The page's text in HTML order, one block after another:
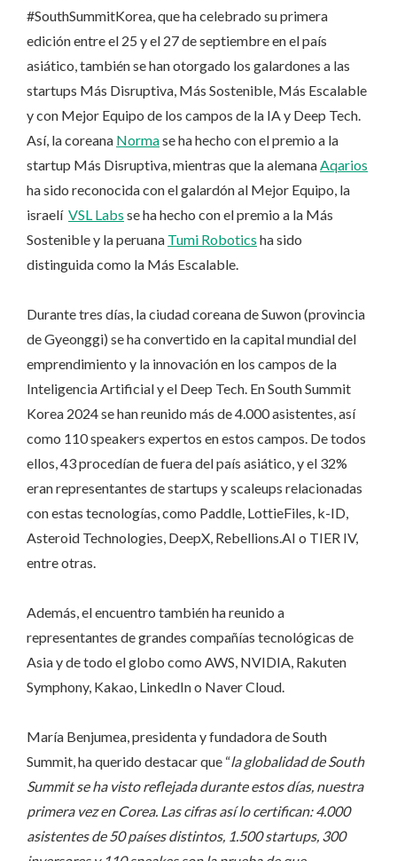
#SouthSummitKorea, que ha celebrado su primera
edición entre el 25 y el 27 de septiembre en el país
asiático, también se han otorgado los galardones a las
startups Más Disruptiva, Más Sostenible, Más Escalable
y con Mejor Equipo de los campos de la IA y Deep Tech.
Así, la coreana Normase ha hecho con el premio a la
startup Más Disruptiva, mientras que la alemana Aqarios
ha sido reconocida con el galardón al Mejor Equipo, la
israelí VSL Labs se ha hecho con el premio a la Más
Sostenible y la peruana Tumi Robotics ha sido
distinguida como la Más Escalable.
Durante tres días, la ciudad coreana de Suwon (provincia
de Gyeonggi) se ha convertido en la capital mundial del
emprendimiento y la innovación en los campos de la
Inteligencia Artificial y el Deep Tech. En South Summit
Korea 2024 se han reunido más de 4.000 asistentes, así
como 110 speakers expertos en estos campos. De todos
ellos, 43 procedían de fuera del país asiático, y el 32%
eran representantes de startups y scaleups relacionadas
con estas tecnologías, como Paddle, LottieFiles, k-ID,
Asteroid Technologies, DeepX, Rebellions.AI o TIER IV,
entre otras.
Además, el encuentro también ha reunido a
representantes de grandes compañías tecnológicas de
Asia y de todo el globo como AWS, NVIDIA, Rakuten
Symphony, Kakao, LinkedIn o Naver Cloud.
María Benjumea, presidenta y fundadora de South
Summit, ha querido destacar que “la globalidad de South
Summit se ha visto reflejada durante estos días, nuestra
primera vez en Corea. Las cifras así lo certifican: 4.000
asistentes de 50 países distintos, 1.500 startups, 300